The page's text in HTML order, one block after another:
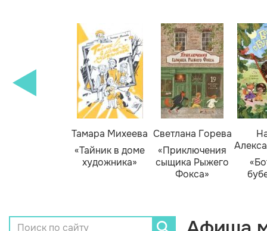
Тамара Михеева
«Тайник в доме
художника»
Светлана Горева
«Приключения
сыщика Рыжего
Фокса»